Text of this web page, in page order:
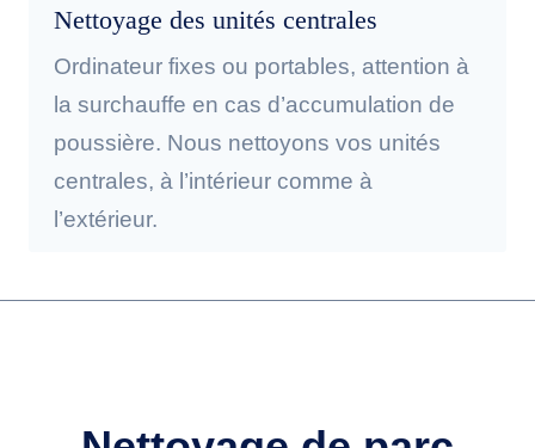
Nettoyage des unités centrales
Ordinateur fixes ou portables, attention à
la surchauffe en cas d’accumulation de
poussière. Nous nettoyons vos unités
centrales, à l’intérieur comme à
l’extérieur.